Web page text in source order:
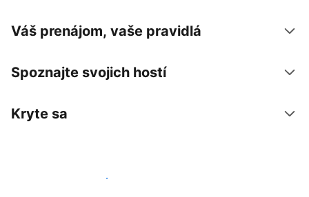
Váš prenájom, vaše pravidlá
Spoznajte svojich hostí
Kryte sa
Začať ponúkať svoje ubytovanie